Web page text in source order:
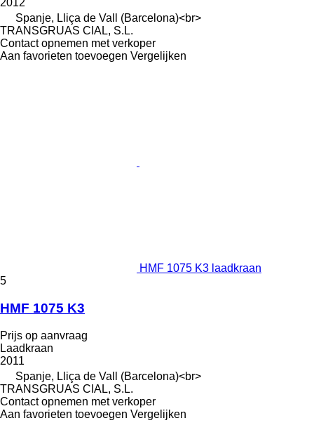
2012
Spanje, Lliça de Vall (Barcelona)<br>
TRANSGRUAS CIAL, S.L.
Contact opnemen met verkoper
Aan favorieten toevoegen Vergelijken
HMF 1075 K3 laadkraan
5
HMF 1075 K3
Prijs op aanvraag
Laadkraan
2011
Spanje, Lliça de Vall (Barcelona)<br>
TRANSGRUAS CIAL, S.L.
Contact opnemen met verkoper
Aan favorieten toevoegen Vergelijken